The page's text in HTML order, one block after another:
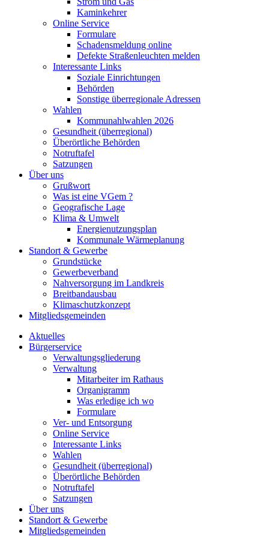
Kaminkehrer
Online Service
Formulare
Schadensmeldung online
Defekte Straßenleuchten melden
Interessante Links
Soziale Einrichtungen
Behörden
Sonstige überregionale Adressen
Wahlen
Kommunahlwahlen 2026
Gesundheit (überregional)
Überörtliche Behörden
Notruftafel
Satzungen
Über uns
Grußwort
Was ist eine VGem ?
Geografische Lage
Klima & Umwelt
Energienutzungsplan
Kommunale Wärmeplanung
Standort & Gewerbe
Grundstücke
Gewerbeverband
Nahversorgung im Landkreis
Breitbandausbau
Klimaschutzkonzept
Mitgliedsgemeinden
Aktuelles
Bürgerservice
Verwaltungsgliederung
Verwaltung
Mitarbeiter im Rathaus
Organigramm
Was erledige ich wo
Formulare
Ver- und Entsorgung
Online Service
Interessante Links
Wahlen
Gesundheit (überregional)
Überörtliche Behörden
Notruftafel
Satzungen
Über uns
Standort & Gewerbe
Mitgliedsgemeinden